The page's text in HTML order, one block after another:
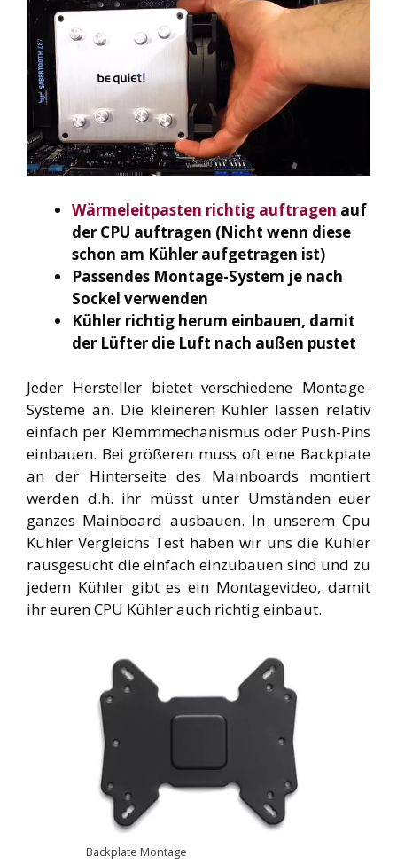
Wärmeleitpasten richtig auftragen auf
der CPU auftragen (Nicht wenn diese
schon am Kühler aufgetragen ist)
Passendes Montage-System je nach
Sockel verwenden
Kühler richtig herum einbauen, damit
der Lüfter die Luft nach außen pustet
Jeder Hersteller bietet verschiedene Montage-
Systeme an. Die kleineren Kühler lassen relativ
einfach per Klemmmechanismus oder Push-Pins
einbauen. Bei größeren muss oft eine Backplate
an der Hinterseite des Mainboards montiert
werden d.h. ihr müsst unter Umständen euer
ganzes Mainboard ausbauen. In unserem Cpu
Kühler Vergleichs Test haben wir uns die Kühler
rausgesucht die einfach einzubauen sind und zu
jedem Kühler gibt es ein Montagevideo, damit
ihr euren CPU Kühler auch richtig einbaut.
Backplate Montage